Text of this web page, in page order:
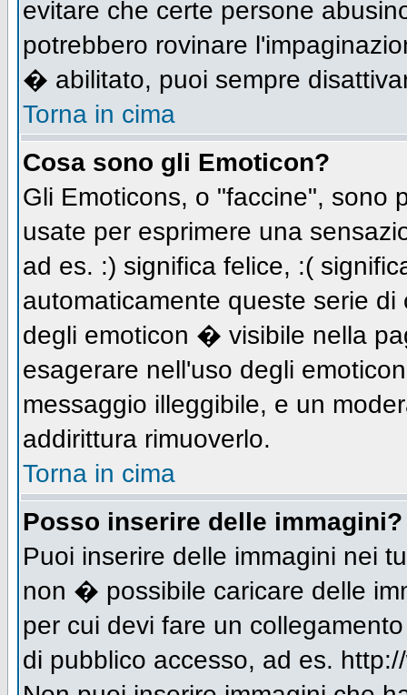
evitare che certe persone
potrebbero rovinare
� abilitato, puoi sempre
Torna in cima
Cosa sono gli Emoticon?
Gli Emoticons, o "faccine", sono
usate per esprimere una
ad es. :) significa felice, :(
automaticamente queste serie
degli emoticon � visibile nella
esagerare nell'uso degli
messaggio illeggibile, e un
addirittura rimuoverlo.
Torna in cima
Posso inserire delle immagini?
Puoi inserire delle immagini nei
non � possibile caricare delle
per cui devi fare un
di pubblico accesso, ad es.